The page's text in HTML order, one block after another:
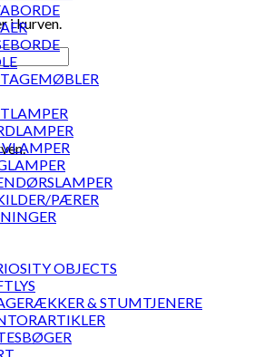
i kurven.
PÆRER
OBJECTS
& STUMTJENERE